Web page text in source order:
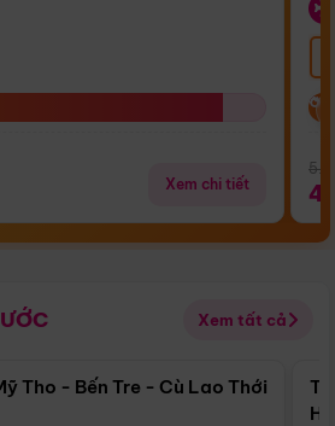
Xem chi tiết
Xem tất cả
Điểm nổi bật
Tho - Bến Tre - Cù Lao Thới